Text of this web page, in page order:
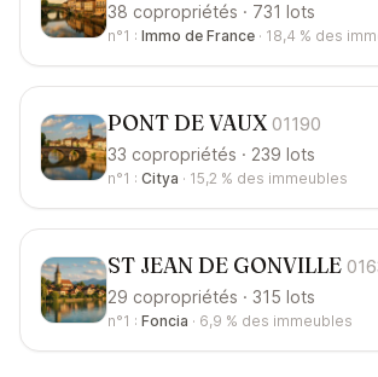
38 copropriétés · 731 lots
n°1 : Immo de France · 18,4 % des
PONT DE VAUX01190
33 copropriétés · 239 lots
n°1 : Citya · 15,2 % des immeubles
ST JEAN DE GONVILLE
29 copropriétés · 315 lots
n°1 : Foncia · 6,9 % des immeubles